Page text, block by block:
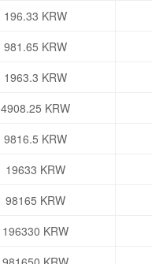
196.33 KRW
981.65 KRW
1963.3 KRW
4908.25 KRW
9816.5 KRW
19633 KRW
98165 KRW
196330 KRW